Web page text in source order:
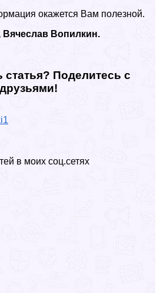
окажется Вам полезной.
Вопилкин.
Поделитесь с
друзьями!
1
в моих соц.сетях